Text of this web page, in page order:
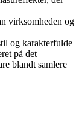
virksomheden og
og karakterfulde
på det
blandt samlere